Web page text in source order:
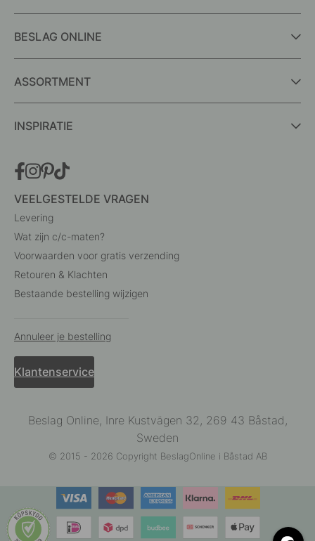
BESLAG ONLINE
ASSORTMENT
INSPIRATIE
VEELGESTELDE VRAGEN
Levering
Wat zijn c/c-maten?
Voorwaarden voor gratis verzending
Retouren & Klachten
Bestaande bestelling wijzigen
Annuleer je bestelling
Klantenservice
Beslag Online, Inre Kustvägen 32, 269 43 Båstad,
Sweden
© 2015 - 2026 Copyright BeslagOnline i Båstad AB